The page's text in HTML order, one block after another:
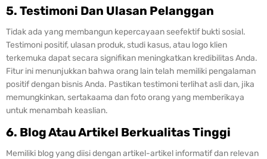
5. Testimoni Dan Ulasan Pelanggan
Tidak ada yang membangun kepercayaan seefektif bukti sosial.
Testimoni positif, ulasan produk, studi kasus, atau logo klien
terkemuka dapat secara signifikan meningkatkan kredibilitas Anda.
Fitur ini menunjukkan bahwa orang lain telah memiliki pengalaman
positif dengan bisnis Anda. Pastikan testimoni terlihat asli dan, jika
memungkinkan, sertakaama dan foto orang yang memberikaya
untuk menambah keaslian.
6. Blog Atau Artikel Berkualitas Tinggi
Memiliki blog yang diisi dengan artikel-artikel informatif dan relevan